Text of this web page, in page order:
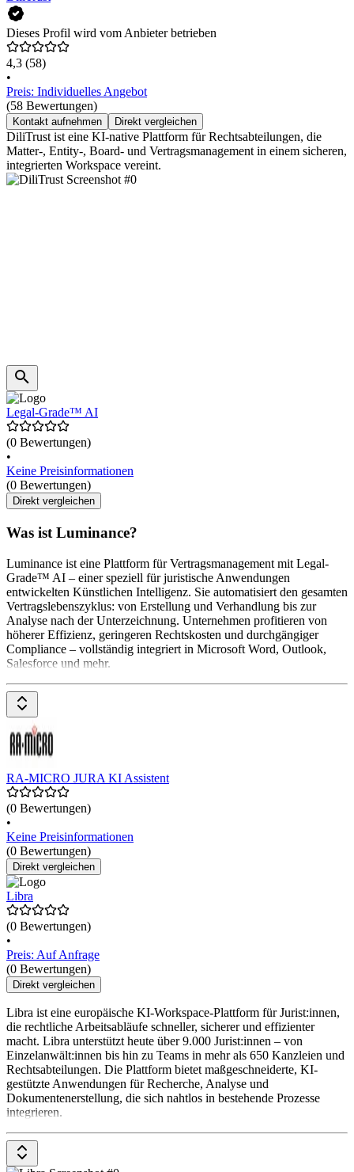
Dieses Profil wird vom Anbieter betrieben
4,3 (58)
•
Preis: Individuelles Angebot
(58 Bewertungen)
Kontakt aufnehmen Direkt vergleichen
DiliTrust ist eine KI-native Plattform für Rechtsabteilungen, die
Matter-, Entity-, Board- und Vertragsmanagement in einem sicheren,
integrierten Workspace vereint.
Legal-Grade™ AI
(0 Bewertungen)
•
Keine Preisinformationen
(0 Bewertungen)
Direkt vergleichen
Was ist Luminance?
Luminance ist eine Plattform für Vertragsmanagement mit Legal-
Grade™ AI – einer speziell für juristische Anwendungen
entwickelten Künstlichen Intelligenz. Sie automatisiert den gesamten
Vertragslebenszyklus: von Erstellung und Verhandlung bis zur
Analyse nach der Unterzeichnung. Unternehmen profitieren von
höherer Effizienz, geringeren Rechtskosten und durchgängiger
Compliance – vollständig integriert in Microsoft Word, Outlook,
Salesforce und mehr.
RA-MICRO JURA KI Assistent
(0 Bewertungen)
•
Keine Preisinformationen
(0 Bewertungen)
Direkt vergleichen
Libra
(0 Bewertungen)
•
Preis: Auf Anfrage
(0 Bewertungen)
Direkt vergleichen
Libra ist eine europäische KI-Workspace-Plattform für Jurist:innen,
die rechtliche Arbeitsabläufe schneller, sicherer und effizienter
macht. Libra unterstützt heute über 9.000 Jurist:innen – von
Einzelanwält:innen bis hin zu Teams in mehr als 650 Kanzleien und
Rechtsabteilungen. Die Plattform bietet maßgeschneiderte, KI-
gestützte Anwendungen für Recherche, Analyse und
Dokumentenerstellung, die sich nahtlos in bestehende Prozesse
integrieren.